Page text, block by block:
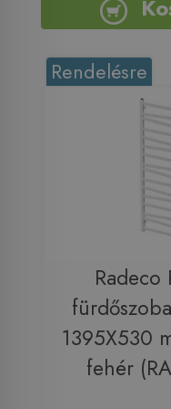
Rendelésre
Radeco
1395X530
fehér